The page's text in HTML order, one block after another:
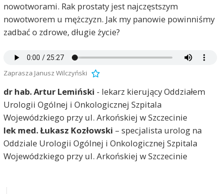
nowotworami. Rak prostaty jest najczęstszym
nowotworem u mężczyzn. Jak my panowie powinniśmy
zadbać o zdrowe, długie życie?
Zaprasza Janusz Wilczyński
dr hab. Artur Lemiński - lekarz kierujący Oddziałem
Urologii Ogólnej i Onkologicznej Szpitala
Wojewódzkiego przy ul. Arkońskiej w Szczecinie
lek med. Łukasz Kozłowski – specjalista urolog na
Oddziale Urologii Ogólnej i Onkologicznej Szpitala
Wojewódzkiego przy ul. Arkońskiej w Szczecinie